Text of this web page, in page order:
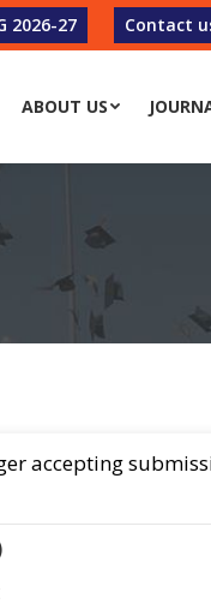
2026-27 Contact
ABOUT US
accepting